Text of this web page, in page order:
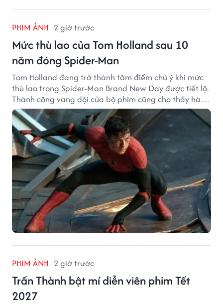
PHIM ẢNH 2 giờ trước
Mức thù lao của Tom Holland sau 10
năm đóng Spider-Man
Tom Holland đang trở thành tâm điểm chú ý khi mức
thù lao trong Spider-Man Brand New Day được tiết lộ.
Thành công vang dội của bộ phim cũng cho thấy hành
trình thăng hạng đáng chú ý của nam diễn viên sau
một thập kỷ gắn bó với vai Người Nhện.
PHIM ẢNH 2 giờ trước
Trấn Thành bật mí diễn viên phim Tết
2027